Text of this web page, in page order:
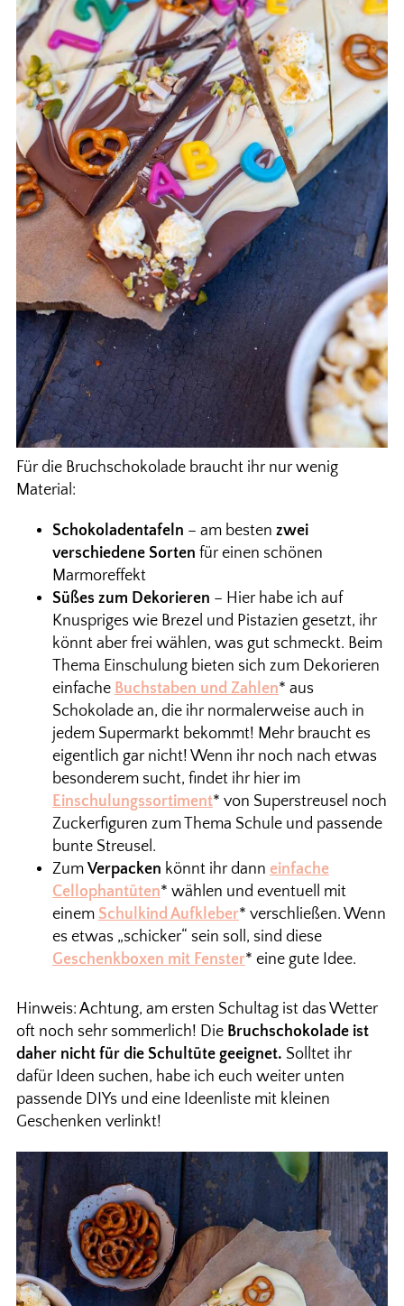
Für die Bruchschokolade braucht ihr nur wenig
Material:
Schokoladentafeln – am besten zwei
verschiedene Sorten für einen schönen
Marmoreffekt
Süßes zum Dekorieren – Hier habe ich auf
Knuspriges wie Brezel und Pistazien gesetzt, ihr
könnt aber frei wählen, was gut schmeckt. Beim
Thema Einschulung bieten sich zum Dekorieren
einfache Buchstaben und Zahlen* aus
Schokolade an, die ihr normalerweise auch in
jedem Supermarkt bekommt! Mehr braucht es
eigentlich gar nicht! Wenn ihr noch nach etwas
besonderem sucht, findet ihr hier im
Einschulungssortiment* von Superstreusel noch
Zuckerfiguren zum Thema Schule und passende
bunte Streusel.
Zum Verpacken könnt ihr dann einfache
Cellophantüten* wählen und eventuell mit
einem Schulkind Aufkleber* verschließen. Wenn
es etwas „schicker“ sein soll, sind diese
Geschenkboxen mit Fenster* eine gute Idee.
Hinweis: Achtung, am ersten Schultag ist das Wetter
oft noch sehr sommerlich! Die Bruchschokolade ist
daher nicht für die Schultüte geeignet. Solltet ihr
dafür Ideen suchen, habe ich euch weiter unten
passende DIYs und eine Ideenliste mit kleinen
Geschenken verlinkt!